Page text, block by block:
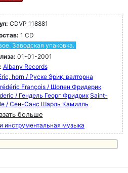
CDVP 118881
1 CD
Заводская упаковка.
01-01-2001
Albany Records
horn / Руске Эрик, валторна
François / Шопен Фридерик
/ Гендель Георг Фридрих Saint-
/ Сен-Санс Шарль Камилль
больше
инструментальная музыка